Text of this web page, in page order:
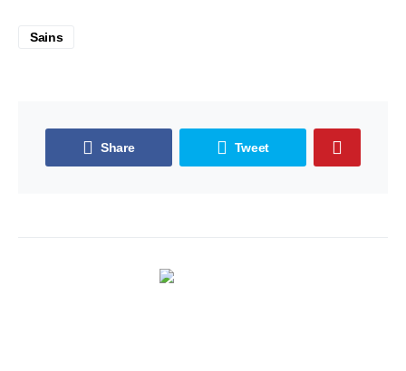
Sains
Share Tweet